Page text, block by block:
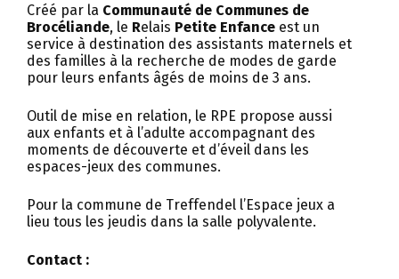
Créé par la Communauté de Communes de
Brocéliande, le Relais Petite Enfance est un
service à destination des assistants maternels et
des familles à la recherche de modes de garde
pour leurs enfants âgés de moins de 3 ans.
Outil de mise en relation, le RPE propose aussi
aux enfants et à l’adulte accompagnant des
moments de découverte et d’éveil dans les
espaces-jeux des communes.
Pour la commune de Treffendel l’Espace jeux a
lieu tous les jeudis dans la salle polyvalente.
Contact :